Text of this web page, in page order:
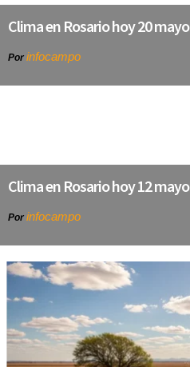
Clima en Rosario hoy 20
Por infocampo
Clima en Rosario hoy 12
Por infocampo